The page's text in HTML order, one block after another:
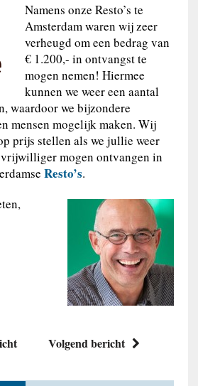
Namens onze Resto’s te
Amsterdam waren wij zeer
verheugd om een bedrag van
€ 1.200,- in ontvangst te
mogen nemen! Hiermee
kunnen we weer een aantal
waardoor we bijzondere
mensen mogelijk maken. Wij
prijs stellen als we jullie weer
vrijwilliger mogen ontvangen in
Resto’s.
Volgend bericht